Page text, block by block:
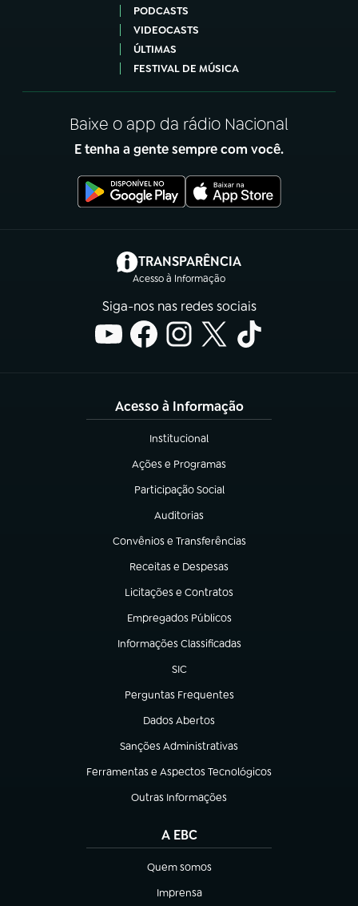
PODCASTS
VIDEOCASTS
ÚLTIMAS
FESTIVAL DE MÚSICA
Baixe o app da rádio Nacional
E tenha a gente sempre com você.
TRANSPARÊNCIA
Acesso à Informação
(abre em nova aba)
Siga-nos nas redes sociais
Acesso à Informação
Institucional
(abre em nova aba)
Ações e Programas
(abre em nova aba)
Participação Social
(abre em nova aba)
Auditorias
(abre em nova aba)
Convênios e Transferências
(abre em nova aba)
Receitas e Despesas
(abre em nova aba)
Licitações e Contratos
(abre em nova aba)
Empregados Públicos
(abre em nova aba)
Informações Classificadas
(abre em nova aba)
SIC
(abre em nova aba)
Perguntas Frequentes
(abre em nova aba)
Dados Abertos
(abre em nova aba)
Sanções Administrativas
(abre em nova aba)
Ferramentas e Aspectos Tecnológicos
(abre em nova aba)
Outras Informações
(abre em nova aba)
A EBC
Quem somos
(abre em nova aba)
Imprensa
(abre em nova aba)